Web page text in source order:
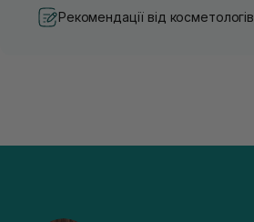
Рекомендації від косметологів